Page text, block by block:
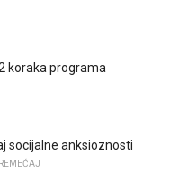
koraka programa
socijalne anksioznosti